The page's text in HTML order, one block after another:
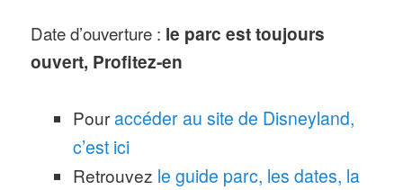
Date d’ouverture : le parc est toujours
ouvert, Profitez-en
Pouraccéder au site de Disneyland,
c’est ici
Retrouvez le guide parc, les dates, la